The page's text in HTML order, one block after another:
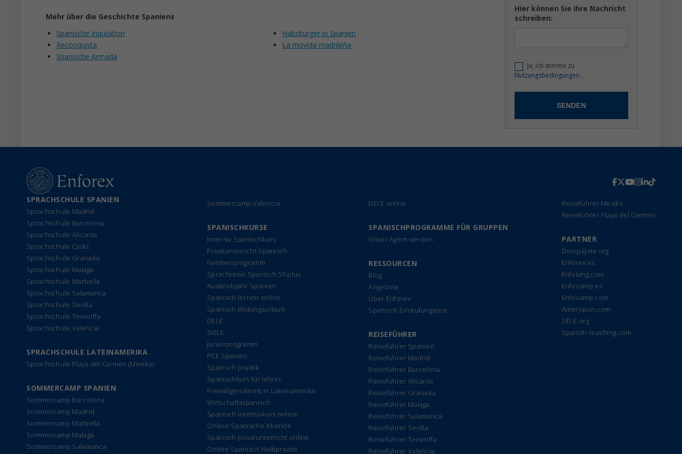
Mehr über die Geschichte Spaniens
Spanische Inquisition
Reconquista
Spanische Armada
Habsburger in Spanien
La movida madrileña
Hier können Sie Ihre Nachricht
schreiben:
Ja, ich stimme zu
Nutzungsbedingungen.
SPRACHSCHULE SPANIEN
Sprachschule Madrid
Sprachschule Barcelona
Sprachschule Alicante
Sprachschule Cadiz
Sprachschule Granada
Sprachschule Malaga
Sprachschule Marbella
Sprachschule Salamanca
Sprachschule Sevilla
Sprachschule Teneriffa
Sprachschule Valencia
SPRACHSCHULE LATEINAMERIKA
Sprachschule Playa del Carmen (Mexiko)
SOMMERCAMP SPANIEN
Sommercamp Barcelona
Sommercamp Madrid
Sommercamp Marbella
Sommercamp Malaga
Sommercamp Salamanca
Sommercamp Valencia
SPANISCHKURSE
Intensiv Spanischkurs
Privatunterricht Spanisch
Familienprogramm
Sprachreise Spanisch 50 plus
Auslandsjahr Spanien
Spanisch lernen online
Spanisch Bildungsurlaub
DELE
SIELE
Juniorprogramm
PCE Spanien
Spanisch praktik
Spanischkurs für lehrer
Freiwilligendienst in Lateinamerika
Wirtschaftsspanisch
Spanisch intensivkurs online
Online-Spanische Abende
Spanisch privatunterricht online
Online Spanisch Halbprivate
DELE online
SPANISCHPROGRAMME FÜR GRUPPEN
Unser Agent werden
RESSOURCEN
Blog
Angebote
Über Enforex
Spanisch Einstufungstest
REISEFÜHRER
Reiseführer Spanien
Reiseführer Madrid
Reiseführer Barcelona
Reiseführer Alicante
Reiseführer Granada
Reiseführer Malaga
Reiseführer Salamanca
Reiseführer Sevilla
Reiseführer Teneriffa
Reiseführer Valencia
Reiseführer Mexiko
Reiseführer Playa del Carmen
PARTNER
Donquijote.org
Enforex.es
Enfolang.com
Enfocamp.es
Enfocamp.com
Amerispan.com
DELE.org
Spanish-teaching.com